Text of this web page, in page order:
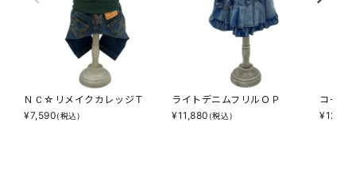
ＮＣ☆リメイクカレッジＴ
¥7,590(税込)
ライトデニムフリルＯＰ
¥11,880 (税込)
コーデ
¥